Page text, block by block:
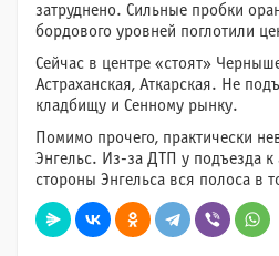
затруднено. Сильные пробки
бордового уровней поглотили
Сейчас в центре «стоят»
Астраханская, Аткарская. Не
кладбищу и Сенному рынку.
Помимо прочего, практически
Энгельс. Из-за ДТП у подъезда
стороны Энгельса вся полоса в